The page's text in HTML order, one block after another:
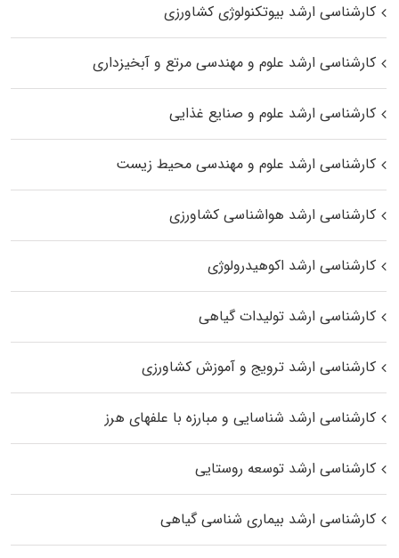
کارشناسی ارشد بیوتکنولوژی کشاورزی
کارشناسی ارشد علوم و مهندسی مرتع و آبخیزداری
کارشناسی ارشد علوم و صنایع غذایی
کارشناسی ارشد علوم و مهندسی محیط زیست
کارشناسی ارشد هواشناسی کشاورزی
کارشناسی ارشد اکوهیدرولوژی
کارشناسی ارشد تولیدات گیاهی
کارشناسی ارشد ترویج و آموزش کشاورزی
کارشناسی ارشد شناسایی و مبارزه با علفهای هرز
کارشناسی ارشد توسعه روستایی
کارشناسی ارشد بیماری‌ شناسی گیاهی